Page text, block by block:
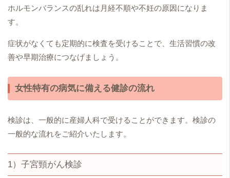
ホルモンバランスの乱れは月経不順や不妊の原因になりま
す。
症状がなくても定期的に検査を受けることで、生活習慣の改
善や早期治療につなげましょう。
女性特有の病気に備える健診の流れ
検診は、一般的に産婦人科で受けることができます。検診の
一般的な流れをご紹介いたします。
1）子宮頸がん検診